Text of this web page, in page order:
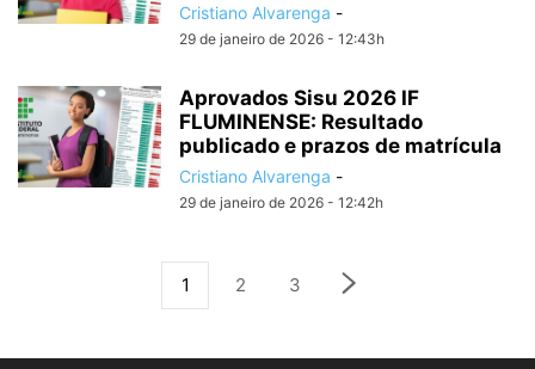
Cristiano Alvarenga -
29 de janeiro de 2026 - 12:43h
Aprovados Sisu 2026 IF
FLUMINENSE: Resultado
publicado e prazos de matrícula
Cristiano Alvarenga -
29 de janeiro de 2026 - 12:42h
1 2 3